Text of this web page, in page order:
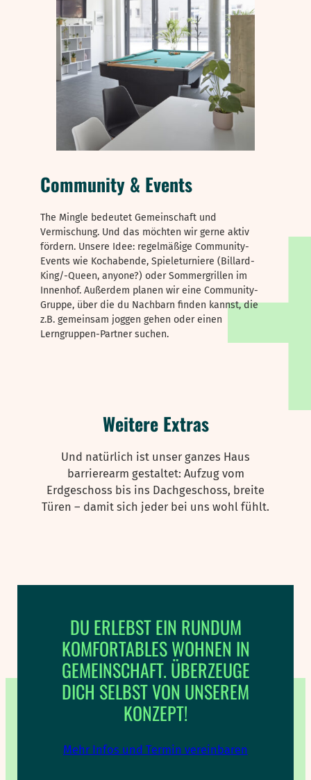
Community & Events
The Mingle bedeutet Gemeinschaft und
Vermischung. Und das möchten wir gerne aktiv
fördern. Unsere Idee: regelmäßige Community-
Events wie Kochabende, Spieleturniere (Billard-
King/-Queen, anyone?) oder Sommergrillen im
Innenhof. Außerdem planen wir eine Community-
Gruppe, über die du Nachbarn finden kannst, die
z.B. gemeinsam joggen gehen oder einen
Lerngruppen-Partner suchen.
Weitere Extras
Und natürlich ist unser ganzes Haus
barrierearm gestaltet: Aufzug vom
Erdgeschoss bis ins Dachgeschoss, breite
Türen – damit sich jeder bei uns wohl fühlt.
DU ERLEBST EIN RUNDUM
KOMFORTABLES WOHNEN IN
GEMEINSCHAFT. ÜBERZEUGE
DICH SELBST VON UNSEREM
KONZEPT!
Mehr Infos und Termin vereinbaren